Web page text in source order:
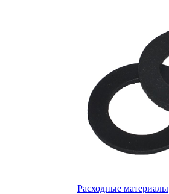
Расходные материалы